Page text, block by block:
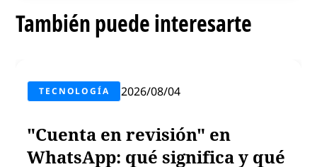
También puede interesarte
TECNOLOGÍA 2026/08/04
"Cuenta en revisión" en
WhatsApp: qué significa y qué